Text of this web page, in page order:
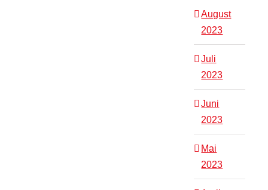
August
2023
Juli
2023
Juni
2023
Mai
2023